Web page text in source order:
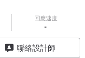
回應速度
-
聯絡設計師